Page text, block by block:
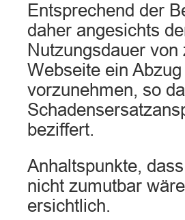
Entsprechend der
daher angesichts
Nutzungsdauer
Webseite ein
vorzunehmen, so
beziffert.
Anhaltspunkte,
nicht zumutbar
ersichtlich.